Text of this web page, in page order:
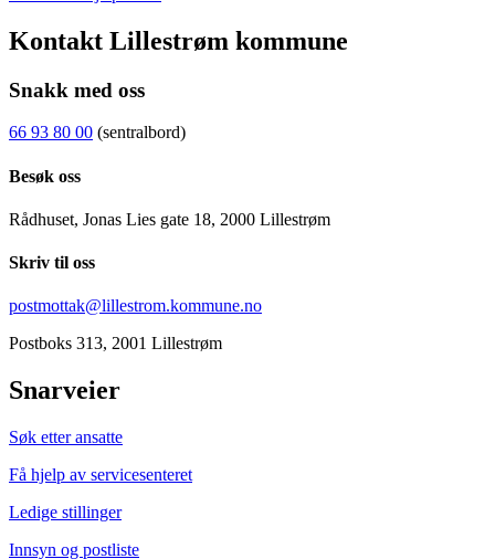
Kontakt Lillestrøm kommune
Snakk med oss
66 93 80 00 (sentralbord)
Besøk oss
Rådhuset, Jonas Lies gate 18, 2000 Lillestrøm
Skriv til oss
postmottak@lillestrom.kommune.no
Postboks 313, 2001 Lillestrøm
Snarveier
Søk etter ansatte
Få hjelp av servicesenteret
Ledige stillinger
Innsyn og postliste